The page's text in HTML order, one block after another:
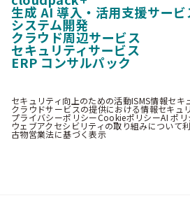
生成 AI 導入・活用支援サービ
システム開発
クラウド周辺サービス
セキュリティサービス
ERP コンサルパック
セキュリティ向上のための活動ISMS情報セキ
クラウドサービスの提供における情報セキュ
プライバシーポリシーCookieポリシーAI ポ
ウェブアクセシビリティの取り組みについて
古物営業法に基づく表示